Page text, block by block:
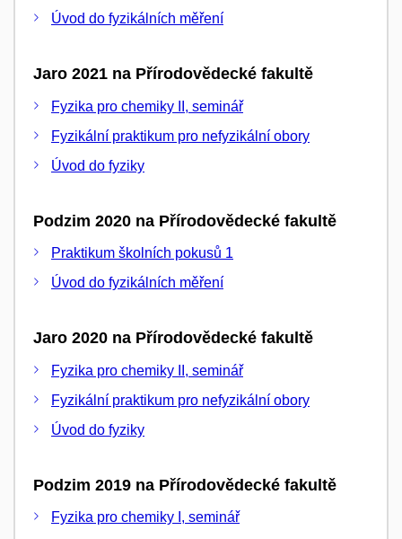
Úvod do fyzikálních měření
Jaro 2021 na Přírodovědecké fakultě
Fyzika pro chemiky II, seminář
Fyzikální praktikum pro nefyzikální obory
Úvod do fyziky
Podzim 2020 na Přírodovědecké fakultě
Praktikum školních pokusů 1
Úvod do fyzikálních měření
Jaro 2020 na Přírodovědecké fakultě
Fyzika pro chemiky II, seminář
Fyzikální praktikum pro nefyzikální obory
Úvod do fyziky
Podzim 2019 na Přírodovědecké fakultě
Fyzika pro chemiky I, seminář